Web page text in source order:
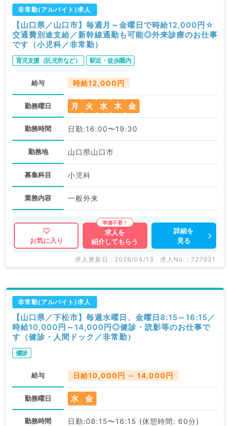
非常勤(アルバイト)求人
【山口県／山口市】毎週月～金曜日で時給12,000円☆
交通費別途支給／新幹線通勤も可能◎外来診療のお仕事
です（小児科／非常勤）
育児支援（託児所など） 駅近・徒歩圏内
給与 時給12,000円
勤務曜日 月 火 水 木 金
勤務時間 日勤:16:00〜19:30
勤務地 山口県山口市
募集科目 小児科
業務内容 一般外来
お気に入り
求人を
紹介してもらう
詳細を
見る
求人更新日 : 2026/04/13 求人No. : 727931
非常勤(アルバイト)求人
【山口県／下松市】毎週水曜日、金曜日8:15～16:15／
時給10,000円～14,000円◎健診・読影等のお仕事で
す（健診・人間ドック／非常勤）
健診
給与 日給10,000円 ～ 14,000円
勤務曜日 水 金
勤務時間 日勤:08:15〜16:15 (休憩時間: 60分)